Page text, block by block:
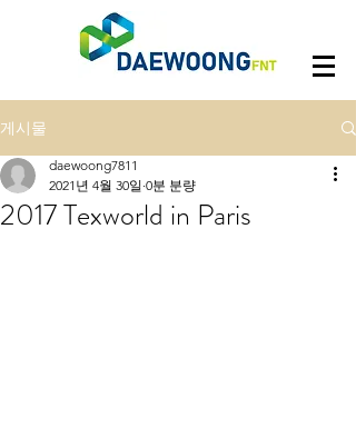
게시물
2017 Texworld in Paris
daewoong7811
2021년 4월 30일 0분 분량